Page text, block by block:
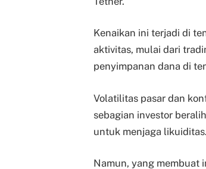
Kenaikan ini terjadi di
aktivitas, mulai dari
penyimpanan dana di
Volatilitas pasar dan
sebagian investor
untuk menjaga likuiditas.
Namun, yang membuat